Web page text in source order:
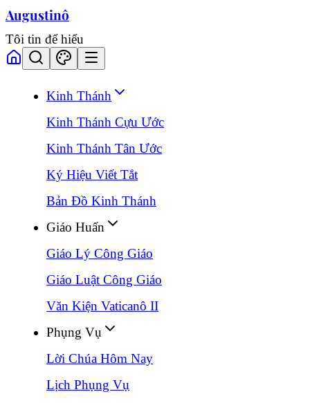
Augustinô
Tôi tin để hiểu
Kinh Thánh
Kinh Thánh Cựu Ước
Kinh Thánh Tân Ước
Ký Hiệu Viết Tắt
Bản Đồ Kinh Thánh
Giáo Huấn
Giáo Lý Công Giáo
Giáo Luật Công Giáo
Văn Kiện Vaticanô II
Phụng Vụ
Lời Chúa Hôm Nay
Lịch Phụng Vụ